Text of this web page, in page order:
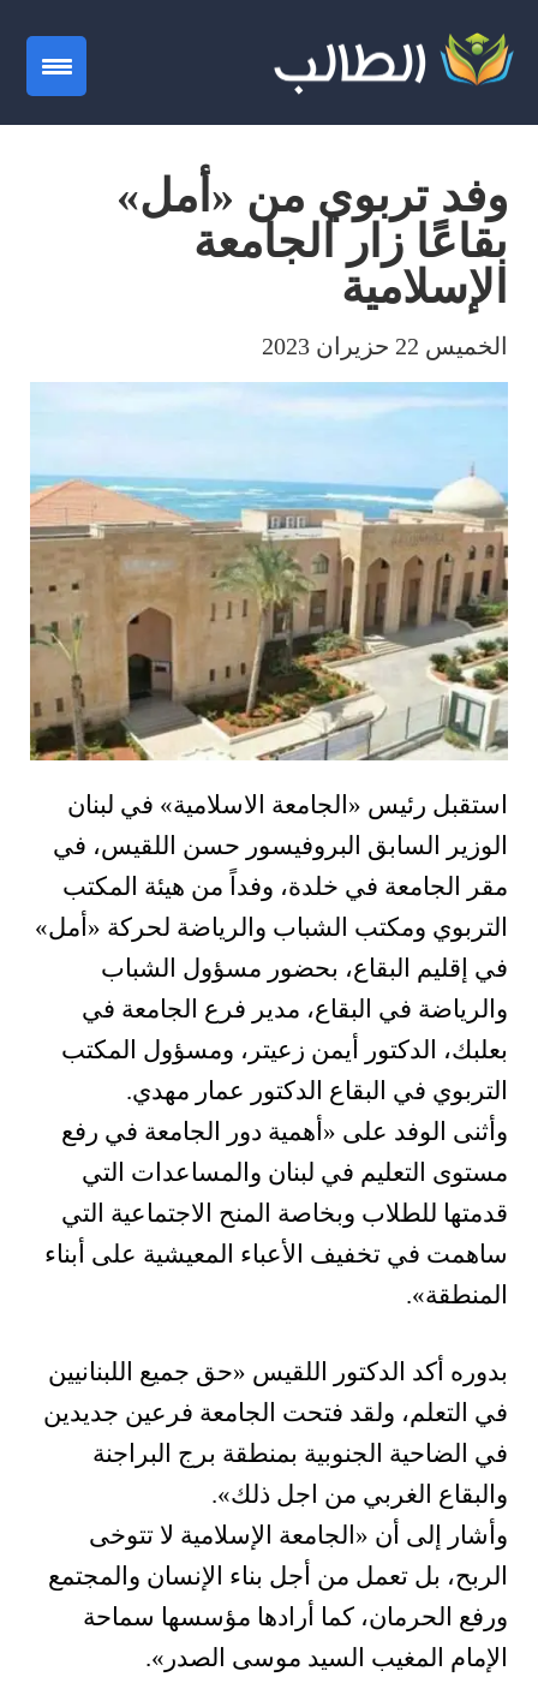
وفد تربوي من «أمل»
بقاعًا زار الجامعة
الإسلامية
الخميس 22 حزيران 2023
استقبل رئيس «الجامعة الاسلامية» في لبنان
الوزير السابق البروفيسور حسن اللقيس، في
مقر الجامعة في خلدة، وفداً من هيئة المكتب
التربوي ومكتب الشباب والرياضة لحركة «أمل»
في إقليم البقاع، بحضور مسؤول الشباب
والرياضة في البقاع، مدير فرع الجامعة في
بعلبك، الدكتور أيمن زعيتر، ومسؤول المكتب
التربوي في البقاع الدكتور عمار مهدي.
وأثنى الوفد على «أهمية دور الجامعة في رفع
مستوى التعليم في لبنان والمساعدات التي
قدمتها للطلاب وبخاصة المنح الاجتماعية التي
ساهمت في تخفيف الأعباء المعيشية على أبناء
المنطقة».
بدوره أكد الدكتور اللقيس «حق جميع اللبنانيين
في التعلم، ولقد فتحت الجامعة فرعين جديدين
في الضاحية الجنوبية بمنطقة برج البراجنة
والبقاع الغربي من اجل ذلك».
وأشار إلى أن «الجامعة الإسلامية لا تتوخى
الربح، بل تعمل من أجل بناء الإنسان والمجتمع
ورفع الحرمان، كما أرادها مؤسسها سماحة
الإمام المغيب السيد موسى الصدر».